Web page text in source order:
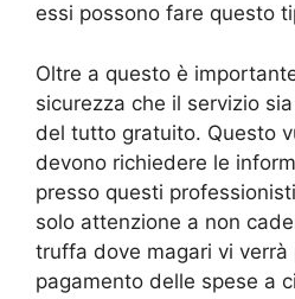
essi possono fare questo
Oltre a questo è
sicurezza che il servizio
del tutto gratuito. Questo
devono richiedere le
presso questi
solo attenzione a non
truffa dove magari vi verrà
pagamento delle spese a